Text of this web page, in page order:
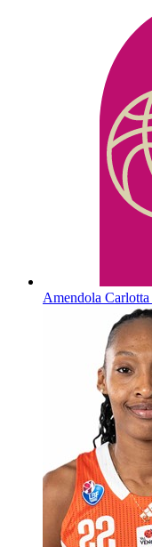
Amendola Carlotta